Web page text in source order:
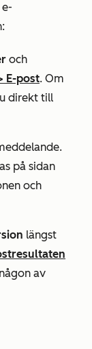
och
E-post. Om
direkt till
på sidan
och
längst
av